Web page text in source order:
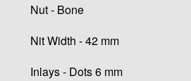
Nut - Bone
Nit Width - 42 mm
Inlays - Dots 6 mm